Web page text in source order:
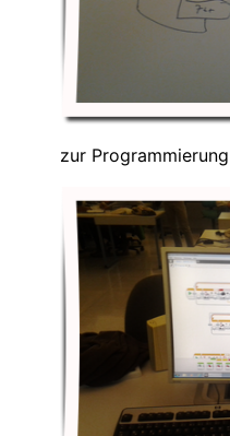
zur Programmierung